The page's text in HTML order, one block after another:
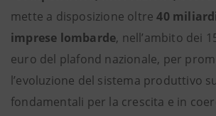
mette a disposizione oltre40
imprese lombarde, nell’ambito dei
euro del plafond nazionale, per
l’evoluzione del sistema produttivo
fondamentali per la crescita e in